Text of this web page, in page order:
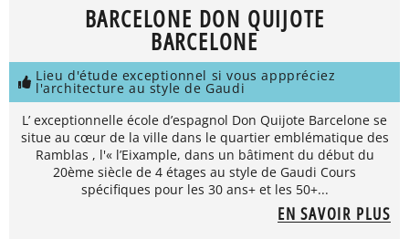
BARCELONE DON QUIJOTE
BARCELONE
Lieu d'étude exceptionnel si vous apppréciez
l'architecture au style de Gaudi
L’ exceptionnelle école d’espagnol Don Quijote Barcelone se
situe au cœur de la ville dans le quartier emblématique des
Ramblas , l'« l’Eixample, dans un bâtiment du début du
20ème siècle de 4 étages au style de Gaudi Cours
spécifiques pour les 30 ans+ et les 50+...
EN SAVOIR PLUS